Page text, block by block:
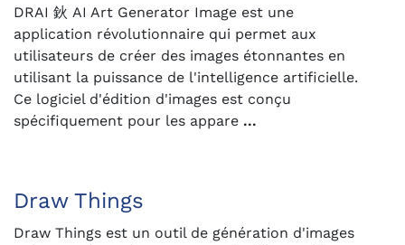
DRAI 鈥 AI Art Generator Image est une
application révolutionnaire qui permet aux
utilisateurs de créer des images étonnantes en
utilisant la puissance de l'intelligence artificielle.
Ce logiciel d'édition d'images est conçu
spécifiquement pour les appare ...
Draw Things
Draw Things est un outil de génération d'images